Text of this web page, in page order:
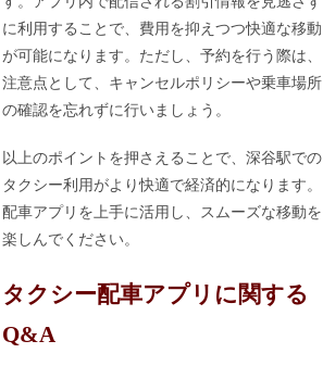
に利用することで、費用を抑えつつ快適な移動
が可能になります。ただし、予約を行う際は、
注意点として、キャンセルポリシーや乗車場所
の確認を忘れずに行いましょう。
以上のポイントを押さえることで、深谷駅での
タクシー利用がより快適で経済的になります。
配車アプリを上手に活用し、スムーズな移動を
楽しんでください。
タクシー配車アプリに関する
Q&A